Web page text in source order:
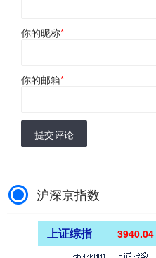
你的昵称*
你的邮箱*
提交评论
沪深京指数
上证综指 3940.04